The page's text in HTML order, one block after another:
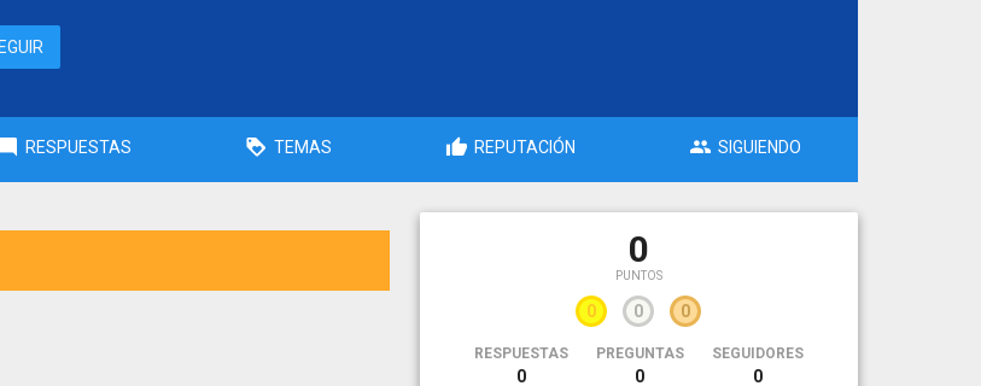
RESPUESTAS TEMAS REPUTACIÓN SIGUIENDO
0
PUNTOS
0 0 0
RESPUESTAS
0
PREGUNTAS
0
SEGUIDORES
0